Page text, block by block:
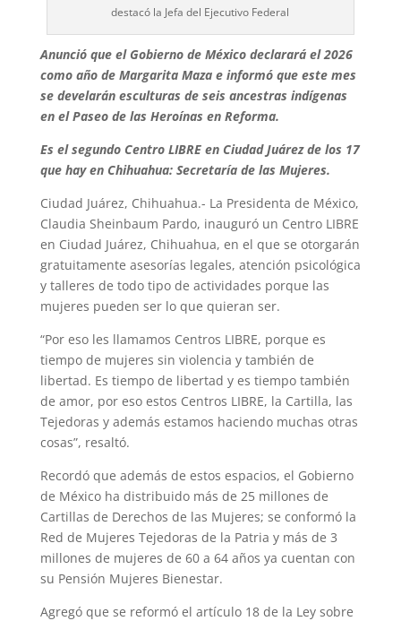
destacó la Jefa del Ejecutivo Federal
Anunció que el Gobierno de México declarará el 2026
como año de Margarita Maza e informó que este mes
se develarán esculturas de seis ancestras indígenas
en el Paseo de las Heroínas en Reforma.
Es el segundo Centro LIBRE en Ciudad Juárez de los 17
que hay en Chihuahua: Secretaría de las Mujeres.
Ciudad Juárez, Chihuahua.- La Presidenta de México,
Claudia Sheinbaum Pardo, inauguró un Centro LIBRE
en Ciudad Juárez, Chihuahua, en el que se otorgarán
gratuitamente asesorías legales, atención psicológica
y talleres de todo tipo de actividades porque las
mujeres pueden ser lo que quieran ser.
“Por eso les llamamos Centros LIBRE, porque es
tiempo de mujeres sin violencia y también de
libertad. Es tiempo de libertad y es tiempo también
de amor, por eso estos Centros LIBRE, la Cartilla, las
Tejedoras y además estamos haciendo muchas otras
cosas”, resaltó.
Recordó que además de estos espacios, el Gobierno
de México ha distribuido más de 25 millones de
Cartillas de Derechos de las Mujeres; se conformó la
Red de Mujeres Tejedoras de la Patria y más de 3
millones de mujeres de 60 a 64 años ya cuentan con
su Pensión Mujeres Bienestar.
Agregó que se reformó el artículo 18 de la Ley sobre